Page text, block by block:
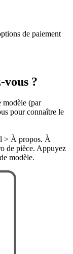
de paiement
vous ?
modèle (par
pour connaître le
> À propos. À
de pièce. Appuyez
modèle.